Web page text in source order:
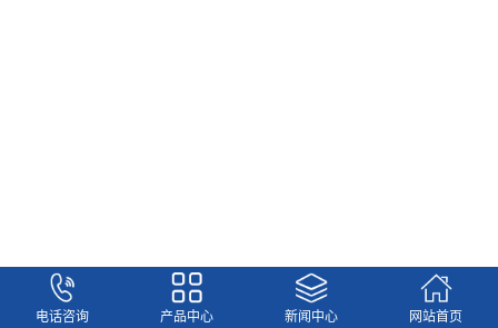
电话咨询 产品中心 新闻中心 网站首页